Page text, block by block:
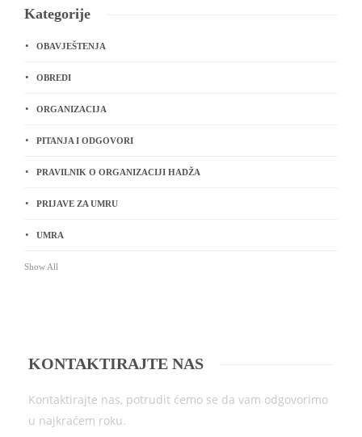
Kategorije
OBAVJEŠTENJA
OBREDI
ORGANIZACIJA
PITANJA I ODGOVORI
PRAVILNIK O ORGANIZACIJI HADŽA
PRIJAVE ZA UMRU
UMRA
Show All
KONTAKTIRAJTE NAS
Kontaktirajte nas, potrudit ćemo se da vam odgovorimo
u najkraćem roku.